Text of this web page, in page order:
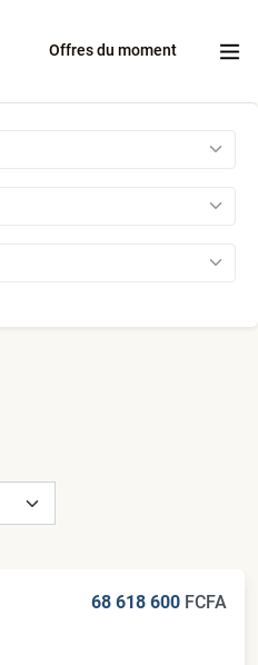
Offres du moment
68 618 600 FCFA